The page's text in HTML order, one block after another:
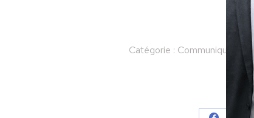
Catégorie : Communiqués